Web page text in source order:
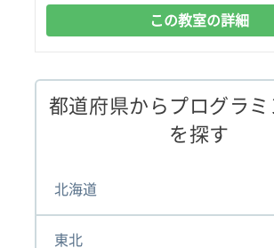
この教室の詳細
都道府県からプログラミ
を探す
北海道
東北